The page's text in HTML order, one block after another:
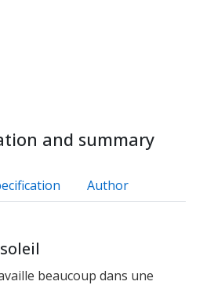
and summary
Author
beaucoup dans une